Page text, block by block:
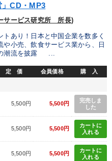
字力の向上
ンス向上
」CD・MP3
サービス研究所 所長)
あり！日本と中国企業を数多く
小売、飲食サービス業から、日
潮流を披露 ...
定 価 会員価格 購 入
5,500円 5,500円
完売しま
した
5,500円 5,500円
カートに
入れる
5,500円 5,500円
カートに
入れる